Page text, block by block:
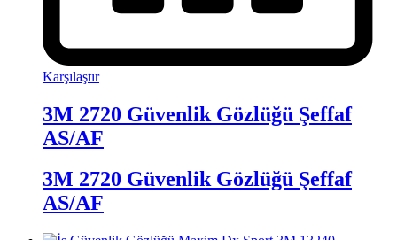
Karşılaştır
3M 2720 Güvenlik Gözlüğü Şeffaf
AS/AF
3M 2720 Güvenlik Gözlüğü Şeffaf
AS/AF